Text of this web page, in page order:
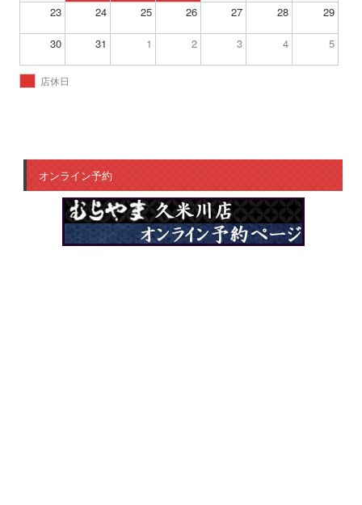
23 24 25 26 27 28 29
30 31 1 2 3 4 5
店休日
オンライン予約